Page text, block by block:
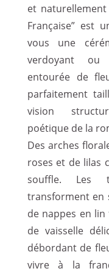
et
Française” est
vous une
verdoyant ou
entourée de
parfaitement
vision
poétique de la
Des arches
roses et de lilas
souffle. Les
transforment en
de nappes en
de vaisselle
débordant de
vivre à la